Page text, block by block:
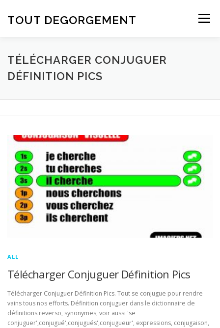
TOUT DEGORGEMENT Menu
TÉLÉCHARGER CONJUGUER
DÉFINITION PICS
ALL
Télécharger Conjuguer Définition Pics
Télécharger Conjuguer Définition Pics. Tout se conjugue pour rendre
vains tous nos efforts. Définition conjuguer dans le dictionnaire de
définitions reverso, synonymes, voir aussi 'se
conjuguer',conjugué',conjugués',conjugueur', expressions, conjugaison,